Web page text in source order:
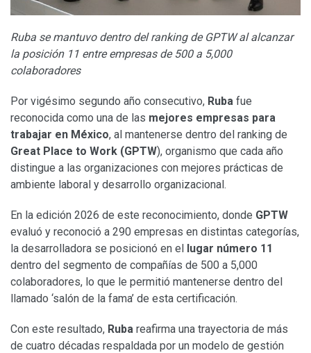
Ruba se mantuvo dentro del ranking de GPTW al alcanzar
la posición 11 entre empresas de 500 a 5,000
colaboradores
Por vigésimo segundo año consecutivo, Ruba fue
reconocida como una de las mejores empresas para
trabajar en México, al mantenerse dentro del ranking de
Great Place to Work (GPTW), organismo que cada año
distingue a las organizaciones con mejores prácticas de
ambiente laboral y desarrollo organizacional.
En la edición 2026 de este reconocimiento, donde GPTW
evaluó y reconoció a 290 empresas en distintas categorías,
la desarrolladora se posicionó en el lugar número 11
dentro del segmento de compañías de 500 a 5,000
colaboradores, lo que le permitió mantenerse dentro del
llamado ‘salón de la fama’ de esta certificación.
Con este resultado, Ruba reafirma una trayectoria de más
de cuatro décadas respaldada por un modelo de gestión